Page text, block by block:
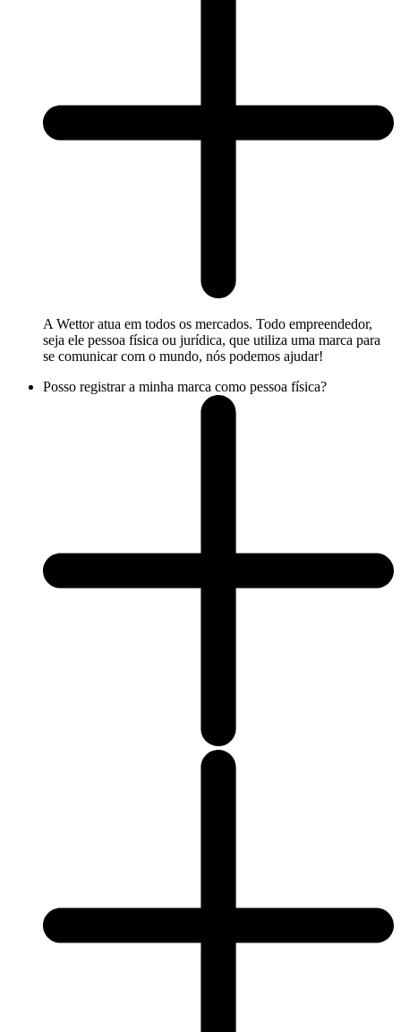
A Wettor atua em todos os mercados. Todo empreendedor,
seja ele pessoa física ou jurídica, que utiliza uma marca para
se comunicar com o mundo, nós podemos ajudar!
Posso registrar a minha marca como pessoa física?